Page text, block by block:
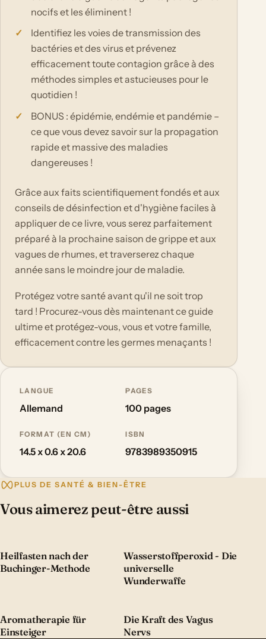
nocifs et les éliminent !
Identifiez les voies de transmission des
bactéries et des virus et prévenez
efficacement toute contagion grâce à des
méthodes simples et astucieuses pour le
quotidien !
BONUS : épidémie, endémie et pandémie –
ce que vous devez savoir sur la propagation
rapide et massive des maladies
dangereuses !
Grâce aux faits scientifiquement fondés et aux
conseils de désinfection et d'hygiène faciles à
appliquer de ce livre, vous serez parfaitement
préparé à la prochaine saison de grippe et aux
vagues de rhumes, et traverserez chaque
année sans le moindre jour de maladie.
Protégez votre santé avant qu'il ne soit trop
tard ! Procurez-vous dès maintenant ce guide
ultime et protégez-vous, vous et votre famille,
efficacement contre les germes menaçants !
LANGUE
Allemand
PAGES
100 pages
FORMAT (EN CM)
14.5 x 0.6 x 20.6
ISBN
9783989350915
PLUS DE SANTÉ & BIEN-ÊTRE
Vous aimerez peut-être aussi
Heilfasten nach der
Buchinger-Methode
Wasserstoffperoxid - Die
universelle
Wunderwaffe
Aromatherapie für
Einsteiger
Die Kraft des Vagus
Nervs